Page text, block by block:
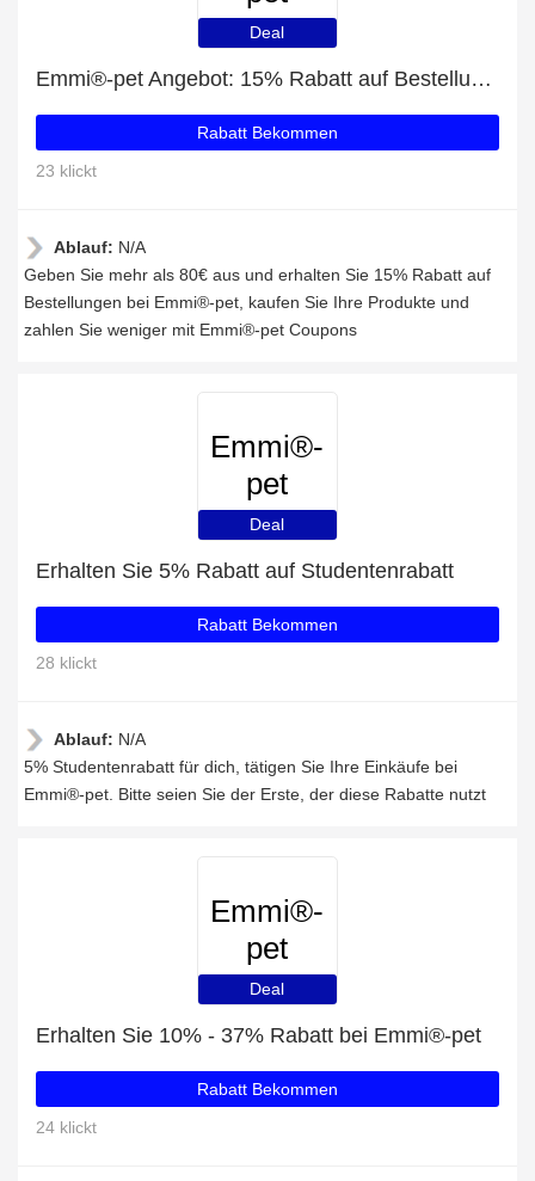
Deal
Emmi®-pet Angebot: 15% Rabatt auf Bestellungen über 80€
Rabatt Bekommen
23 klickt
Ablauf: N/A
Geben Sie mehr als 80€ aus und erhalten Sie 15% Rabatt auf
Bestellungen bei Emmi®-pet, kaufen Sie Ihre Produkte und
zahlen Sie weniger mit Emmi®-pet Coupons
Emmi®-
pet
Deal
Erhalten Sie 5% Rabatt auf Studentenrabatt
Rabatt Bekommen
28 klickt
Ablauf: N/A
5% Studentenrabatt für dich, tätigen Sie Ihre Einkäufe bei
Emmi®-pet. Bitte seien Sie der Erste, der diese Rabatte nutzt
Emmi®-
pet
Deal
Erhalten Sie 10% - 37% Rabatt bei Emmi®-pet
Rabatt Bekommen
24 klickt